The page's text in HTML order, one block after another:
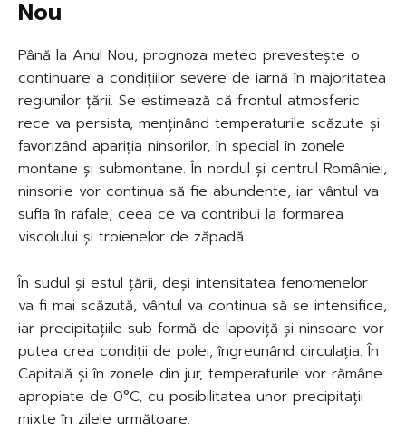
Nou
Până la Anul Nou, prognoza meteo prevestește o
continuare a condițiilor severe de iarnă în majoritatea
regiunilor țării. Se estimează că frontul atmosferic
rece va persista, menținând temperaturile scăzute și
favorizând apariția ninsorilor, în special în zonele
montane și submontane. În nordul și centrul României,
ninsorile vor continua să fie abundente, iar vântul va
sufla în rafale, ceea ce va contribui la formarea
viscolului și troienelor de zăpadă.
În sudul și estul țării, deși intensitatea fenomenelor
va fi mai scăzută, vântul va continua să se intensifice,
iar precipitațiile sub formă de lapoviță și ninsoare vor
putea crea condiții de polei, îngreunând circulația. În
Capitală și în zonele din jur, temperaturile vor rămâne
apropiate de 0°C, cu posibilitatea unor precipitații
mixte în zilele următoare.